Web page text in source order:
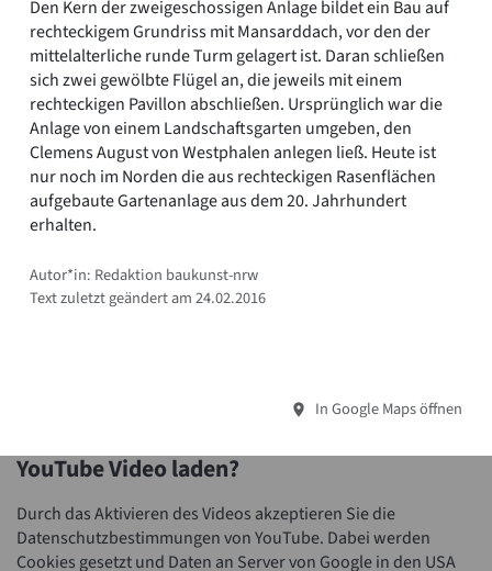
Den Kern der zweigeschossigen Anlage bildet ein Bau auf
rechteckigem Grundriss mit Mansarddach, vor den der
mittelalterliche runde Turm gelagert ist. Daran schließen
sich zwei gewölbte Flügel an, die jeweils mit einem
rechteckigen Pavillon abschließen. Ursprünglich war die
Anlage von einem Landschaftsgarten umgeben, den
Clemens August von Westphalen anlegen ließ. Heute ist
nur noch im Norden die aus rechteckigen Rasenflächen
aufgebaute Gartenanlage aus dem 20. Jahrhundert
erhalten.
Autor*in: Redaktion baukunst-nrw
Text zuletzt geändert am 24.02.2016
In Google Maps öffnen
YouTube Video laden?
Durch das Aktivieren des Videos akzeptieren Sie die
Datenschutzbestimmungen von YouTube. Dabei werden
Cookies gesetzt und Daten an Server von Google in den USA